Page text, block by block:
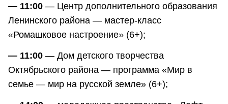
— 11:00 — Центр дополнительного образования
Ленинского района — мастер-класс
«Ромашковое настроение» (6+);
— 11:00 — Дом детского творчества
Октябрьского района — программа «Мир в
семье — мир на русской земле» (6+);